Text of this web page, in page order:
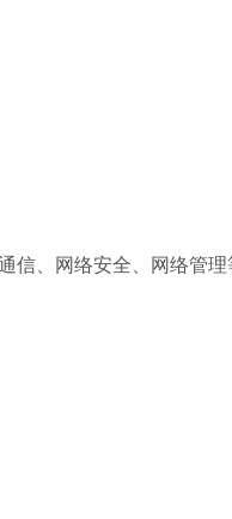
信、网络安全、网络管